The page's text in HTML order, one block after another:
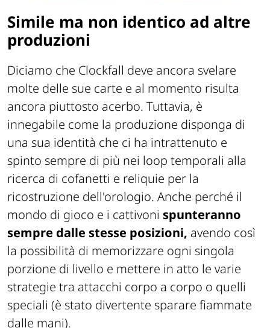
Simile ma non identico ad altre
produzioni
Diciamo che Clockfall deve ancora svelare
molte delle sue carte e al momento risulta
ancora piuttosto acerbo. Tuttavia, è
innegabile come la produzione disponga di
una sua identità che ci ha intrattenuto e
spinto sempre di più nei loop temporali alla
ricerca di cofanetti e reliquie per la
ricostruzione dell'orologio. Anche perché il
mondo di gioco e i cattivoni spunteranno
sempre dalle stesse posizioni, avendo così
la possibilità di memorizzare ogni singola
porzione di livello e mettere in atto le varie
strategie tra attacchi corpo a corpo o quelli
speciali (è stato divertente sparare fiammate
dalle mani).